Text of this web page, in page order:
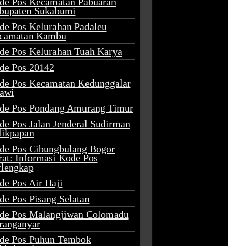
Sukabumi
Pos Kelurahan Padaleu
Kambu
Pos Kelurahan Tuah Karya
Pos 20142
Pos Kecamatan Kedunggalar
Pos Pondang Amurang Timur
Pos Jalan Jenderal Sudirman
Pos Cibungbulang Bogor
Informasi Kode Pos
Pos Air Haji
Pos Pisang Selatan
Pos Malangjiwan Colomadu
Pos Puhun Tembok